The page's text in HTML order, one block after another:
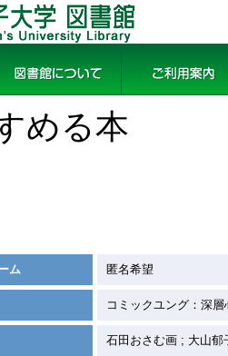
める本
ム 匿名希望
コミックユング：深
石田おさむ画 ; 大山郁